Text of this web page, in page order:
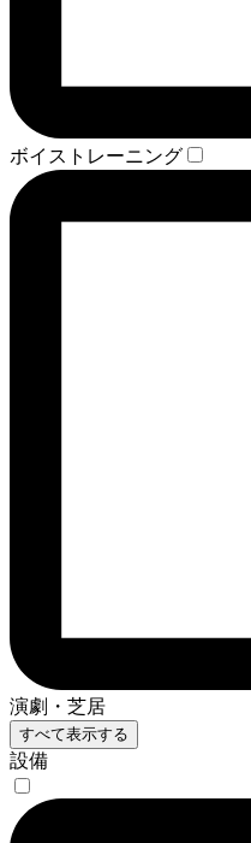
ボイストレーニング
演劇・芝居
すべて表示する
設備